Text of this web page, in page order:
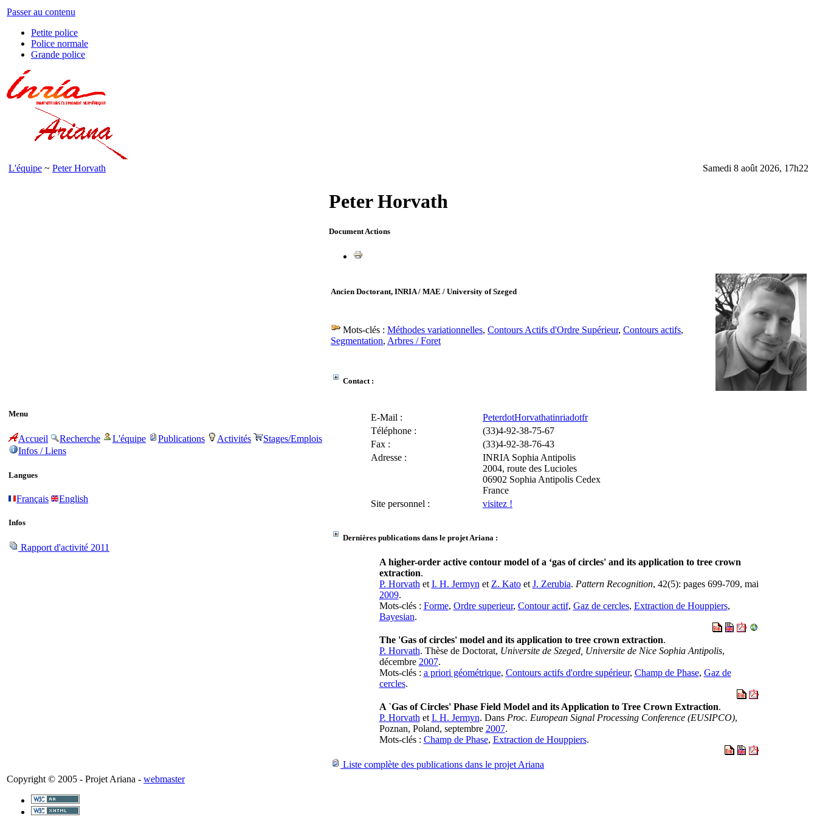
Passer au contenu
Petite police
Police normale
Grande police
L'équipe ~ Peter Horvath Samedi 8 août 2026, 17h22
Menu
Accueil Recherche L'équipe Publications Activités
Stages/Emplois
Infos / Liens
Langues
Français English
Infos
Rapport d'activité 2011
Peter Horvath
Document Actions
Ancien Doctorant, INRIA / MAE / University of Szeged
Mots-clés : Méthodes variationnelles, Contours Actifs d'Ordre Supérieur, Contours actifs,
Segmentation, Arbres / Foret
Contact :
E-Mail :
PeterdotHorvathatinriadotfr
Téléphone :
(33)4-92-38-75-67
Fax :
(33)4-92-38-76-43
Adresse :
INRIA Sophia Antipolis
2004, route des Lucioles
06902 Sophia Antipolis Cedex
France
Site personnel :
visitez !
Dernières publications dans le projet Ariana :
A higher-order active contour model of a ‘gas of circles' and its application to tree crown
extraction.
P. Horvath et I. H. Jermyn et Z. Katoet J. Zerubia. Pattern Recognition, 42(5): pages 699-709, mai
2009.
Mots-clés : Forme, Ordre superieur, Contour actif, Gaz de cercles, Extraction de Houppiers,
Bayesian.
The 'Gas of circles' model and its application to tree crown extraction.
P. Horvath. Thèse de Doctorat, Universite de Szeged, Universite de Nice Sophia Antipolis,
décembre 2007.
Mots-clés : a priori géométrique, Contours actifs d'ordre supérieur, Champ de Phase, Gaz de
cercles.
A `Gas of Circles' Phase Field Model and its Application to Tree Crown Extraction.
P. Horvath et I. H. Jermyn. Dans Proc. European Signal Processing Conference (EUSIPCO),
Poznan, Poland, septembre 2007.
Mots-clés : Champ de Phase, Extraction de Houppiers.
Liste complète des publications dans le projet Ariana
Copyright © 2005 - Projet Ariana - webmaster